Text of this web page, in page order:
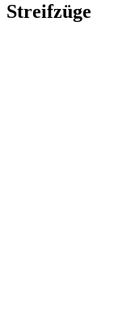
Streifzüge